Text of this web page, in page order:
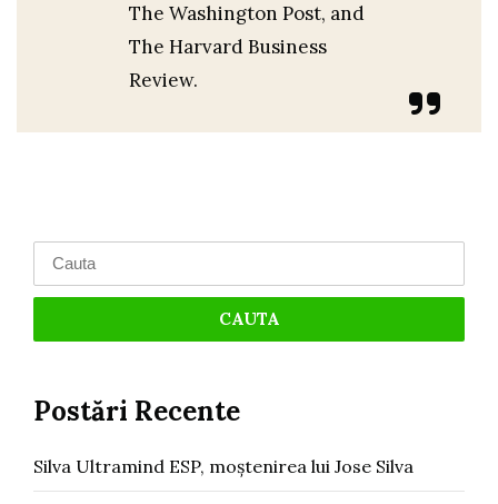
The Washington Post, and
The Harvard Business
Review.
for:
Postări Recente
Silva Ultramind ESP, moștenirea lui Jose Silva